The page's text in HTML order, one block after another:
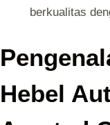
berkualitas
Hebel